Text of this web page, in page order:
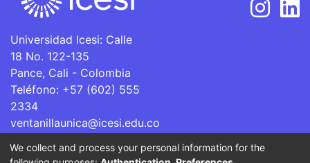
Universidad Icesi: Calle
18 No. 122-135
Pance, Cali - Colombia
Teléfono: +57 (602) 555
2334
ventanillaunica@icesi.edu.co
La Universidad Icesi es una Institución de Educación
We collect and process your personal information for the